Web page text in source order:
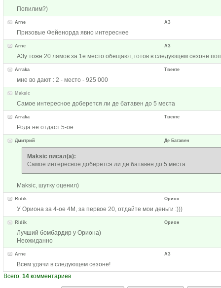
Попилим?)
Arne АЗ
Призовые Фейенорда явно интереснее
Arne АЗ
АЗу тоже 20 лямов за 1е место обещают, готов в следующем сезоне
Arraka Твенте
мне во дают : 2 - место - 925 000
Maksic
Самое интересное доберется ли де батавен до 5 места
Arraka Твенте
Рода не отдаст 5-ое
Дмитрий Де Батавен
Maksic писал(а):
Самое интересное доберется ли де батавен до 5 места
Maksic, шутку оценил)
Ridik Орион
У Ориона за 4-ое 4М, за первое 20, отдайте мои деньги :)))
Ridik Орион
Лучший бомбардир у Ориона)
Неожиданно
Arne АЗ
Всем удачи в следующем сезоне!
Всего: 14 комментариев